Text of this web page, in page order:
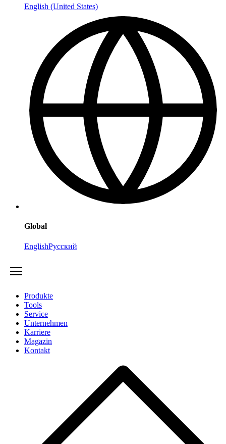
English (United States)
Global
EnglishРусский
Produkte
Tools
Service
Unternehmen
Karriere
Magazin
Kontakt